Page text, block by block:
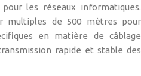
les réseaux informatiques.
multiples de 500 mètres pour
en matière de câblage
rapide et stable des